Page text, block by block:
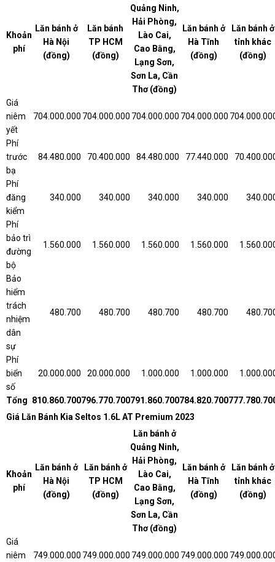
Khoản
phí
Lăn bánh ở
Hà Nội
(đồng)
Lăn bánh
TP HCM
(đồng)
Quảng Ninh,
Hải Phòng,
Lào Cai,
Cao Bằng,
Lạng Sơn,
Sơn La, Cần
Thơ (đồng)
Lăn bánh ở
Hà Tĩnh
(đồng)
Lăn bánh ở
tỉnh khác
(đồng)
Giá
niêm
yết
704.000.000 704.000.000 704.000.000 704.000.000
Phí
trước
bạ
84.480.000 70.400.000 84.480.000 77.440.000
Phí
đăng
kiểm
340.000 340.000 340.000 340.000
Phí
bảo trì
đường
bộ
1.560.000 1.560.000 1.560.000 1.560.000
Bảo
hiểm
trách
nhiệm
dân
sự
480.700 480.700 480.700 480.700
Phí
biển
số
20.000.000 20.000.000 1.000.000 1.000.000
Tổng 810.860.700796.770.700791.860.700784.820.700
Giá Lăn Bánh Kia Seltos 1.6L AT Premium 2023
Khoản
phí
Lăn bánh ở
Hà Nội
(đồng)
Lăn bánh ở
TP HCM
(đồng)
Lăn bánh ở
Quảng Ninh,
Hải Phòng,
Lào Cai,
Cao Bằng,
Lạng Sơn,
Sơn La, Cần
Thơ (đồng)
Lăn bánh ở
Hà Tĩnh
(đồng)
Lăn bánh ở
tỉnh khác
(đồng)
Giá
niêm
749.000.000 749.000.000 749.000.000 749.000.000